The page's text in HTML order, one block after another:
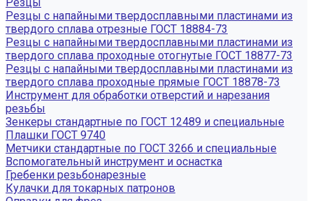
Резцы с напайными твердосплавными пластинами из
твердого сплава отрезные ГОСТ 18884-73
Резцы с напайными твердосплавными пластинами из
твердого сплава проходные отогнутые ГОСТ 18877-73
Резцы с напайными твердосплавными пластинами из
твердого сплава проходные прямые ГОСТ 18878-73
Инструмент для обработки отверстий и нарезания
резьбы
Зенкеры стандартные по ГОСТ 12489 и специальные
Плашки ГОСТ 9740
Метчики стандартные по ГОСТ 3266 и специальные
Вспомогательный инструмент и оснастка
Гребенки резьбонарезные
Кулачки для токарных патронов